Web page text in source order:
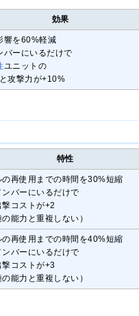
効果
響を60%軽減
バーにいるだけで
ユニットの
攻撃力が+10%
特性
の再使用までの時間を30%短縮
ンバーにいるだけで
撃コストが+2
の能力と重複しない）
の再使用までの時間を40%短縮
ンバーにいるだけで
撃コストが+3
の能力と重複しない）